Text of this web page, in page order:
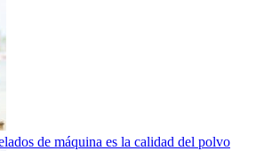
de máquina es la calidad del polvo